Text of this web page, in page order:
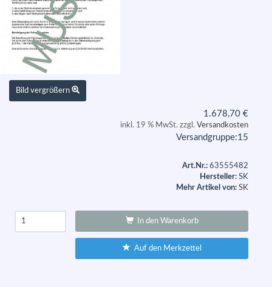
Bild vergrößern
1.678,70 €
inkl. 19 % MwSt. zzgl. Versandkosten
Versandgruppe:15
Art.Nr.: 63555482
Hersteller: SK
Mehr Artikel von: SK
In den Warenkorb
Auf den Merkzettel